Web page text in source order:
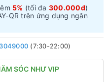
5% (tối đa 300.000đ)
QR trên ứng dụng ngân
(7:30-22:00)
SÓC NHƯ VIP